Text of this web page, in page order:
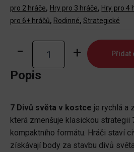
pro 2 hráče, Hry pro 3 hráče, Hry pro 4
pro 6+ hráčů, Rodinné, Strategické
7
světa
množství
Přidat
Popis
7 Divů světa v kostce je rychlá a
která zmenšuje klasickou strategii
kompaktního formátu. Hráči staví
získávají body za stavbu divů